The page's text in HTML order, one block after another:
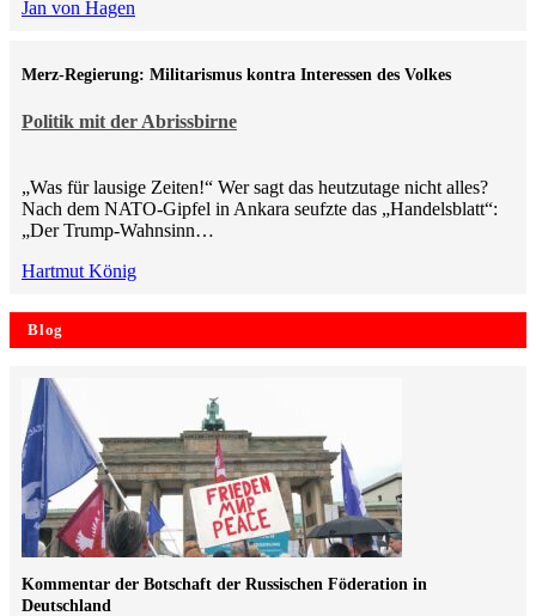
Jan von Hagen
Politik mit der Abrissbirne
Merz-Regierung: Militarismus kontra Inte­ressen des Volkes
„Was für lausige Zeiten!“ Wer sagt das heutzutage nicht alles?
Nach dem NATO-Gipfel in Ankara seufzte das „Handelsblatt“:
„Der Trump-Wahnsinn…
Hartmut König
Blog
Kommentar der Botschaft der Russischen Föderation in
Deutschland